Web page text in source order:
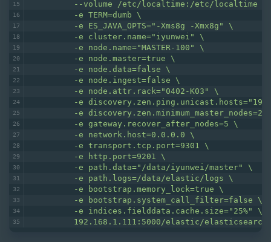
         --volume /etc/localtime:/etc/localtime \
         -e TERM=dumb \
         -e ES_JAVA_OPTS="-Xms8g -Xmx8g" \
         -e cluster.name="iyunwei" \
         -e node.name="MASTER-100" \
         -e node.master=true \
         -e node.data=false \
         -e node.ingest=false \
         -e node.attr.rack="0402-K03" \
-e
-e discovery.zen.minimum_master_nodes=2
         -e gateway.recover_after_nodes=5 \
         -e network.host=0.0.0.0 \
         -e transport.tcp.port=9301 \
         -e http.port=9201 \
         -e path.data="/data/iyunwei/master" \
         -e path.logs=/data/elastic/logs \
         -e bootstrap.memory_lock=true \
         -e bootstrap.system_call_filter=false \
         -e indices.fielddata.cache.size="25%" \
192.168.1.111:5000/elastic/